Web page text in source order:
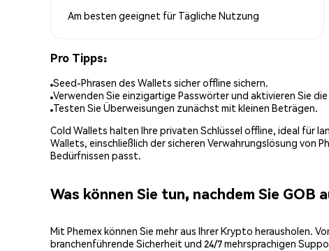
Am besten geeignet für Tägliche Nutzung
Pro Tipps:
Seed-Phrasen des Wallets sicher offline sichern.
Verwenden Sie einzigartige Passwörter und aktivieren Sie
Testen Sie Überweisungen zunächst mit kleinen Beträgen.
Cold Wallets halten Ihre privaten Schlüssel offline, ideal für
Wallets, einschließlich der sicheren Verwahrungslösung von
Bedürfnissen passt.
Was können Sie tun, nachdem Sie GOB
Mit Phemex können Sie mehr aus Ihrer Krypto herausholen.
branchenführende Sicherheit und 24/7 mehrsprachigen